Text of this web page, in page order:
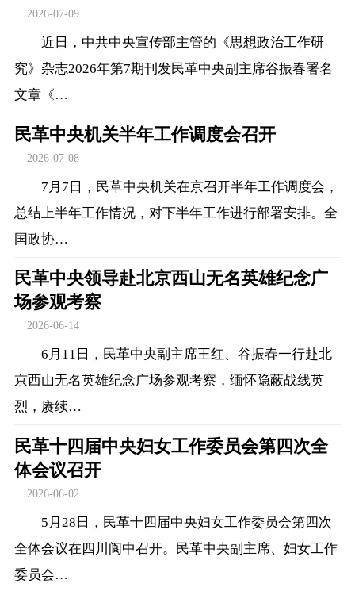
2026-07-09
近日，中共中央宣传部主管的《思想政治工作研
究》杂志2026年第7期刊发民革中央副主席谷振春署名
文章《…
民革中央机关半年工作调度会召开
2026-07-08
7月7日，民革中央机关在京召开半年工作调度会，
总结上半年工作情况，对下半年工作进行部署安排。全
国政协…
民革中央领导赴北京西山无名英雄纪念广
场参观考察
2026-06-14
6月11日，民革中央副主席王红、谷振春一行赴北
京西山无名英雄纪念广场参观考察，缅怀隐蔽战线英
烈，赓续…
民革十四届中央妇女工作委员会第四次全
体会议召开
2026-06-02
5月28日，民革十四届中央妇女工作委员会第四次
全体会议在四川阆中召开。民革中央副主席、妇女工作
委员会…